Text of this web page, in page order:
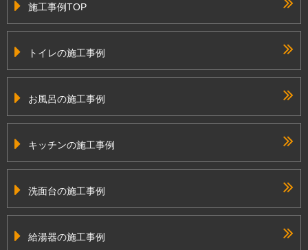
施工事例TOP
トイレの施工事例
お風呂の施工事例
キッチンの施工事例
洗面台の施工事例
給湯器の施工事例